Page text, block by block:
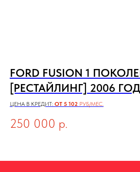
FORD FUSION 1
[РЕСТАЙЛИНГ] 2006
ЦЕНА В КРЕДИТ: ОТ 5 102 РУБ/МЕС.
250 000 р.